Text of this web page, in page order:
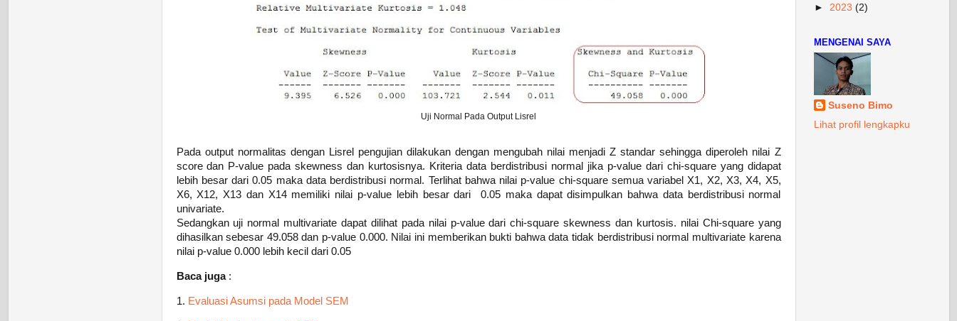
Uji Normal Pada Output Lisrel
Pada output normalitas dengan Lisrel pengujian dilakukan dengan mengubah nilai menjadi Z standar sehingga diperoleh nilai Z
score dan P-value pada skewness dan kurtosisnya. Kriteria data berdistribusi normal jika p-value dari chi-square yang didapat
lebih besar dari 0.05 maka data berdistribusi normal. Terlihat bahwa nilai p-value chi-square semua variabel X1, X2, X3, X4, X5,
X6, X12, X13 dan X14 memiliki nilai p-value lebih besar dari 0.05 maka dapat disimpulkan bahwa data berdistribusi normal
univariate.
Sedangkan uji normal multivariate dapat dilihat pada nilai p-value dari chi-square skewness dan kurtosis. nilai Chi-square yang
dihasilkan sebesar 49.058 dan p-value 0.000. Nilai ini memberikan bukti bahwa data tidak berdistribusi normal multivariate karena
nilai p-value 0.000 lebih kecil dari 0.05
Baca juga:
1. Evaluasi Asumsi pada Model SEM
► 2023 (2)
MENGENAI SAYA
Suseno Bimo
Lihat profil lengkapku